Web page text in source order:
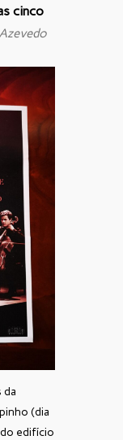
cinco
da
(dia
edifício